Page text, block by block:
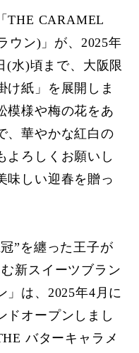
THE CARAMEL
ウン)」が、2025年
(水)頃まで、大阪限
け紙」を展開しま
模様や梅の花をあ
、華やかな紅白の
よろしくお願いし
味しい迎春を贈っ
”を纏った王子が
新スイーツブラン
」は、2025年4月に
ドオープンしまし
バターキャラメ